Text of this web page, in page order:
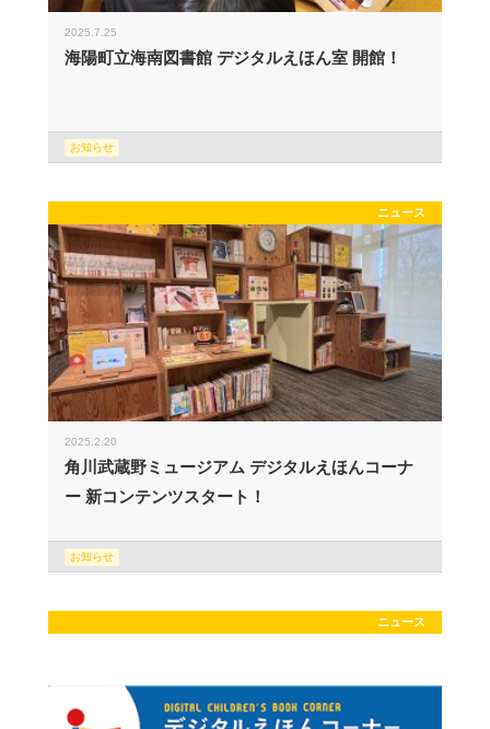
2025.7.25
海陽町立海南図書館 デジタルえほん室 開館！
お知らせ
ニュース
2025.2.20
角川武蔵野ミュージアム デジタルえほんコーナ
ー 新コンテンツスタート！
お知らせ
ニュース